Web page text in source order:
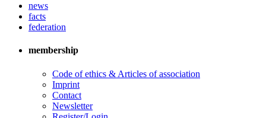
news
facts
federation
membership
Code of ethics & Articles of association
Imprint
Contact
Newsletter